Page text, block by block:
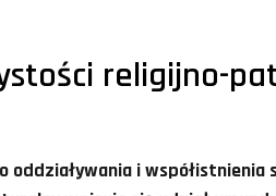
religijno-
i współistnienia